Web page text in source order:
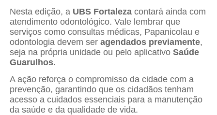
Nesta edição, a UBS Fortaleza contará ainda com
atendimento odontológico. Vale lembrar que
serviços como consultas médicas, Papanicolau e
odontologia devem ser agendados previamente,
seja na própria unidade ou pelo aplicativo Saúde
Guarulhos.
A ação reforça o compromisso da cidade com a
prevenção, garantindo que os cidadãos tenham
acesso a cuidados essenciais para a manutenção
da saúde e da qualidade de vida.